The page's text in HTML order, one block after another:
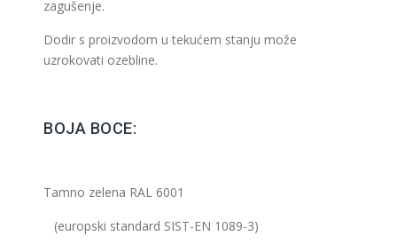
zagušenje.
Dodir s proizvodom u tekućem stanju može
uzrokovati ozebline.
BOJA BOCE:
Tamno zelena RAL 6001
(europski standard SIST-EN 1089-3)